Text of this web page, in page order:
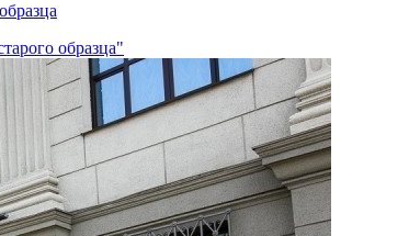
образца"